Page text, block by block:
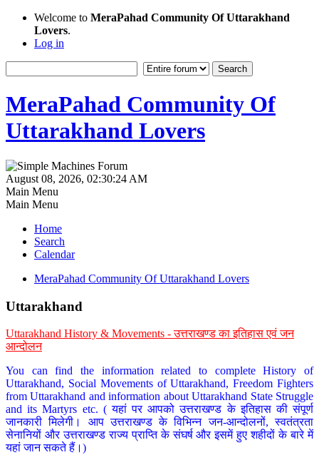
Welcome to MeraPahad Community Of Uttarakhand
Lovers.
Log in
MeraPahad Community Of
Uttarakhand Lovers
August 08, 2026, 02:30:24 AM
Main Menu
Main Menu
Home
Search
Calendar
MeraPahad Community Of Uttarakhand Lovers
Uttarakhand
Uttarakhand History & Movements - उत्तराखण्ड का इतिहास एवं जन
आन्दोलन
You can find the information related to complete History of
Uttarakhand, Social Movements of Uttarakhand, Freedom Fighters
from Uttarakhand and information about Uttarakhand State Struggle
and its Martyrs etc. ( यहां पर आपको उत्तराखण्ड के इतिहास की संपूर्ण
जानकारी मिलेगी। आप उत्तराखण्ड के विभिन्न जन-आन्दोलनों, स्वतंत्रता
सेनानियों और उत्तराखण्ड राज्य प्राप्ति के संघर्ष और इसमें हुए शहीदों के बारे में
यहां जान सकते हैं।)